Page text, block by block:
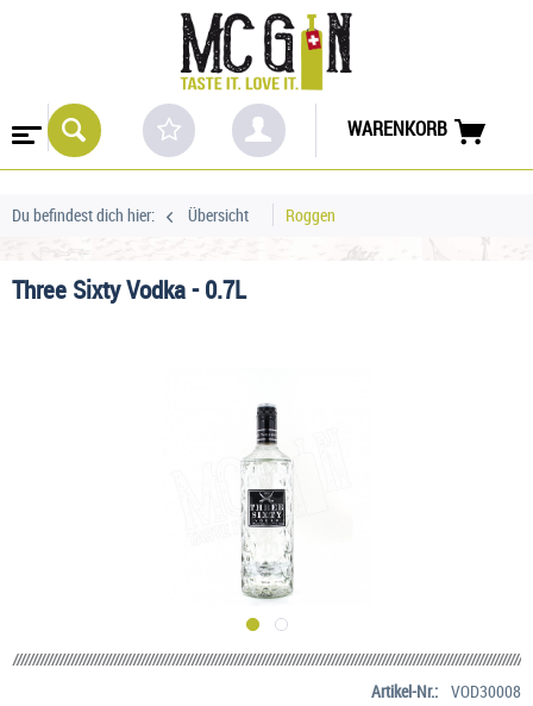
WARENKORB
Du befindest dich hier: Übersicht Roggen
Three Sixty Vodka - 0.7L
Artikel-Nr.: VOD30008